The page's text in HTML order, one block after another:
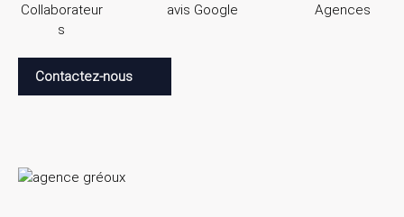
Collaborateur
s
avis Google Agences
Contactez-nous